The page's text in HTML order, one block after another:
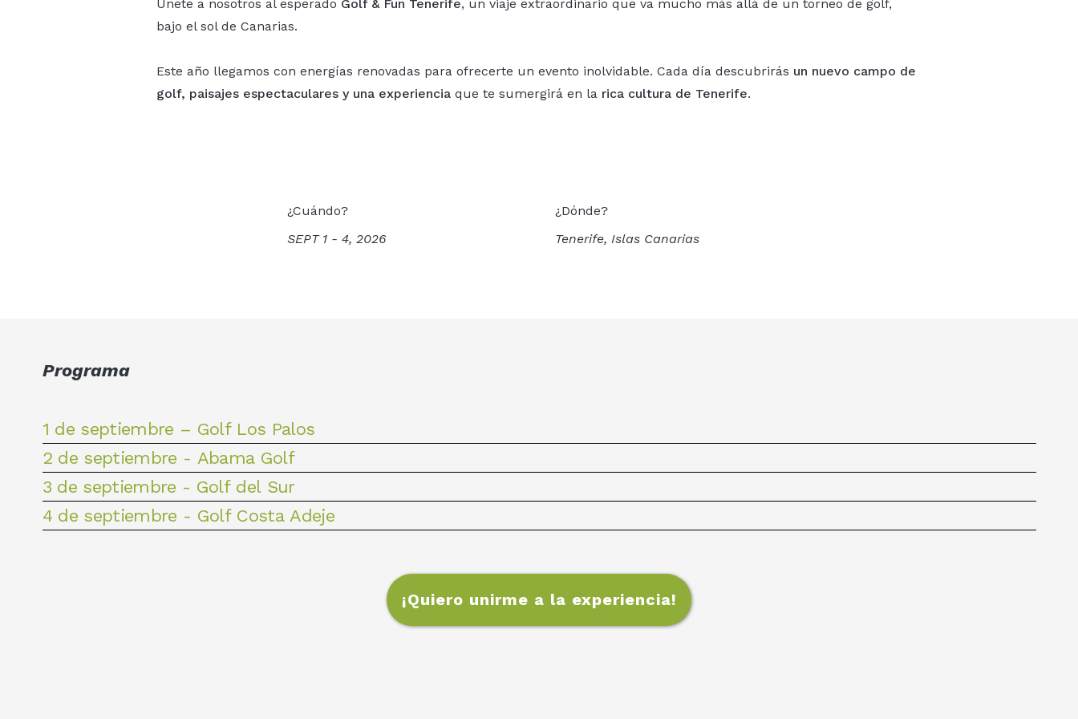
Únete a nosotros al esperado Golf & Fun Tenerife, un viaje extraordinario que va mucho más allá de un torneo de golf,
bajo el sol de Canarias.
Este año llegamos con energías renovadas para ofrecerte un evento inolvidable. Cada día descubrirás un nuevo campo de
golf, paisajes espectaculares y una experiencia que te sumergirá en la rica cultura de Tenerife.
¿Cuándo?
SEPT 1 - 4, 2026
¿Dónde?
Tenerife, Islas Canarias
Programa
1 de septiembre – Golf Los Palos
2 de septiembre - Abama Golf
3 de septiembre - Golf del Sur
4 de septiembre - Golf Costa Adeje
¡Quiero unirme a la experiencia!